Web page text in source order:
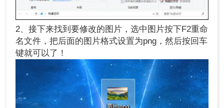
2、接下来找到要修改的图片，选中图片按下F2重命
名文件，把后面的图片格式设置为png，然后按回车
键就可以了！